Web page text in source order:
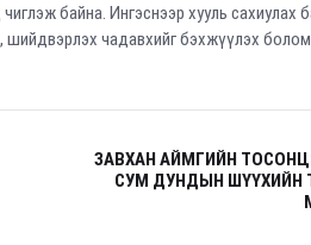
байна. Ингэснээр хууль сахиулах
шийдвэрлэх чадавхийг бэхжүүлэх
ЗАВХАН АЙМГИЙН
СУМ ДУНДЫН ШҮҮХИЙН